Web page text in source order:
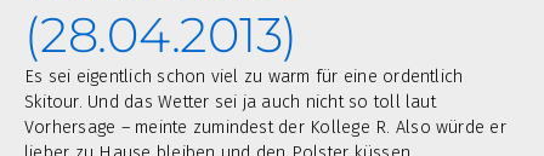
(28.04.2013)
Es sei eigentlich schon viel zu warm für eine ordentlich
Skitour. Und das Wetter sei ja auch nicht so toll laut
Vorhersage – meinte zumindest der Kollege R. Also würde er